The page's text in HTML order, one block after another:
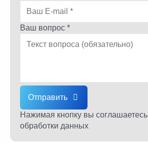
Ваш вопрос *
Отправить
Нажимая кнопку вы соглашаетесь
обработки данных